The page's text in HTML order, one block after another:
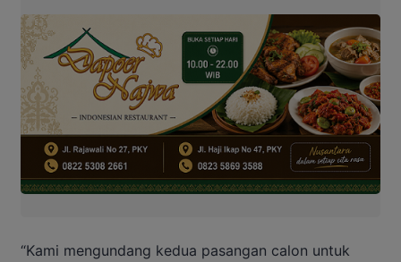
“Kami mengundang kedua pasangan calon untuk